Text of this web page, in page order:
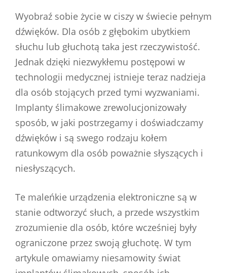
Wyobraź sobie życie w ciszy w świecie pełnym
dźwięków. Dla osób z głębokim ubytkiem
słuchu lub głuchotą taka jest rzeczywistość.
Jednak dzięki niezwykłemu postępowi w
technologii medycznej istnieje teraz nadzieja
dla osób stojących przed tymi wyzwaniami.
Implanty ślimakowe zrewolucjonizowały
sposób, w jaki postrzegamy i doświadczamy
dźwięków i są swego rodzaju kołem
ratunkowym dla osób poważnie słyszących i
niesłyszących.
Te maleńkie urządzenia elektroniczne są w
stanie odtworzyć słuch, a przede wszystkim
zrozumienie dla osób, które wcześniej były
ograniczone przez swoją głuchotę. W tym
artykule omawiamy niesamowity świat